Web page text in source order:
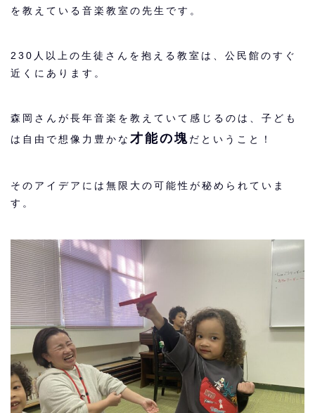
を教えている音楽教室の先生です。
230人以上の生徒さんを抱える教室は、公民館のすぐ
近くにあります。
森岡さんが長年音楽を教えていて感じるのは、子ども
は自由で想像力豊かな 才能の塊だということ！
そのアイデアには無限大の可能性が秘められていま
す。